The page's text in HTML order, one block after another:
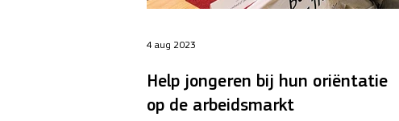
Help jongeren bij hun oriëntatie
op de arbeidsmarkt
4 aug 2023